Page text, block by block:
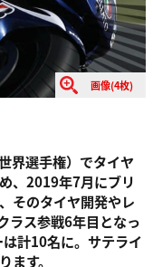
画像(4枚)
界選手権）でタイヤ
、2019年7月にブリ
そのタイヤ開発やレ
ラス参戦6年目となっ
計10名に。サテライ
ます。